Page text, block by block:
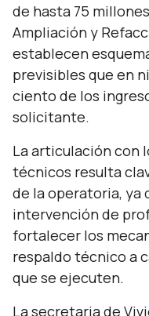
de hasta 75
Ampliación y
establecen
previsibles que en
ciento de los
solicitante.
La articulación con
técnicos resulta
de la operatoria, ya
intervención de
fortalecer los
respaldo técnico a
que se ejecuten.
La secretaria de